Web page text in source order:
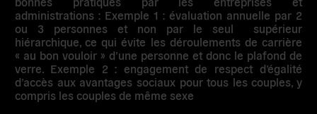
administrations : Exemple 1 : évaluation annuelle par 2
ou 3 personnes et non par le seul supérieur
hiérarchique, ce qui évite les déroulements de carrière
« au bon vouloir » d’une personne et donc le plafond de
verre. Exemple 2 : engagement de respect d’égalité
d’accès aux avantages sociaux pour tous les couples, y
compris les couples de même sexe